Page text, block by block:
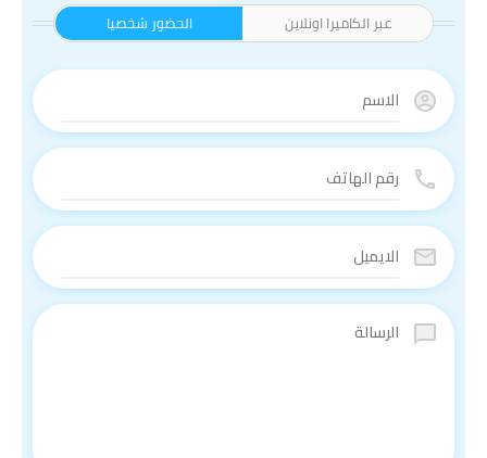
الحضور شخصيا عبر الكاميرا اونلاين